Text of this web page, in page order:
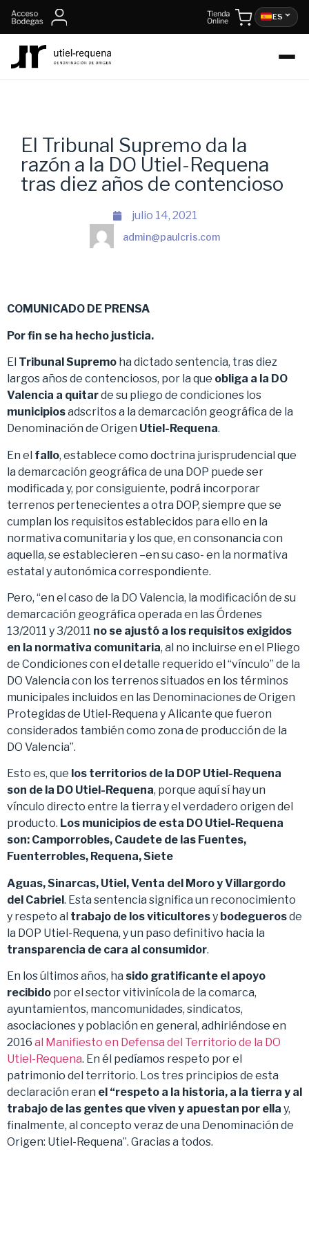
ES
El Tribunal Supremo da la
razón a la DO Utiel-Requena
tras diez años de contencioso
julio 14, 2021
admin@paulcris.com
COMUNICADO DE PRENSA
Por fin se ha hecho justicia.
El Tribunal Supremo ha dictado sentencia, tras diez
largos años de contenciosos, por la que obliga a la DO
Valencia a quitarde su pliego de condiciones los
municipiosadscritos a la demarcación geográfica de la
Denominación de Origen Utiel-Requena.
En el fallo, establece como doctrina jurisprudencial que
la demarcación geográfica de una DOP puede ser
modificada y, por consiguiente, podrá incorporar
terrenos pertenecientes a otra DOP, siempre que se
cumplan los requisitos establecidos para ello en la
normativa comunitaria y los que, en consonancia con
aquella, se establecieren –en su caso- en la normativa
estatal y autonómica correspondiente.
Pero, “en el caso de la DO Valencia, la modificación de su
demarcación geográfica operada en las Órdenes
13/2011 y 3/2011 no se ajustó a los requisitos exigidos
en la normativa comunitaria, al no incluirse en el Pliego
de Condiciones con el detalle requerido el “vínculo” de la
DO Valencia con los terrenos situados en los términos
municipales incluidos en las Denominaciones de Origen
Protegidas de Utiel-Requena y Alicante que fueron
considerados también como zona de producción de la
DO Valencia”.
Esto es, que los territorios de la DOP Utiel-Requena
son de la DO Utiel-Requena, porque aquí sí hay un
vínculo directo entre la tierra y el verdadero origen del
producto. Los municipios de esta DO Utiel-Requena
son: Camporrobles, Caudete de las Fuentes,
Fuenterrobles, Requena, Siete
Aguas, Sinarcas, Utiel, Venta del Moro y Villargordo
del Cabriel. Esta sentencia significa un reconocimiento
y respeto al trabajo de los viticultoresy bodeguerosde
la DOP Utiel-Requena, y un paso definitivo hacia la
transparencia de cara al consumidor.
En los últimos años, ha sido gratificante el apoyo
recibido por el sector vitivinícola de la comarca,
ayuntamientos, mancomunidades, sindicatos,
asociaciones y población en general, adhiriéndose en
2016 al Manifiesto en Defensa del Territorio de la DO
Utiel-Requena. En él pedíamos respeto por el
patrimonio del territorio. Los tres principios de esta
declaración eran el “respeto a la historia, a la tierra y al
trabajo de las gentes que viven y apuestan por ella y,
finalmente, al concepto veraz de una Denominación de
Origen: Utiel-Requena”. Gracias a todos.